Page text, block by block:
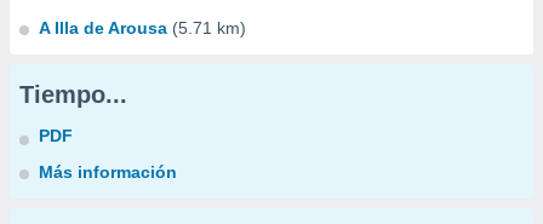
A Illa de Arousa (5.71 km)
Tiempo...
PDF
Más información